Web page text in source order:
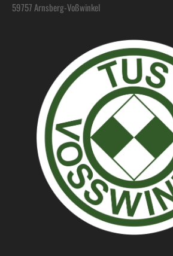
59757 Arnsberg-Voßwinkel